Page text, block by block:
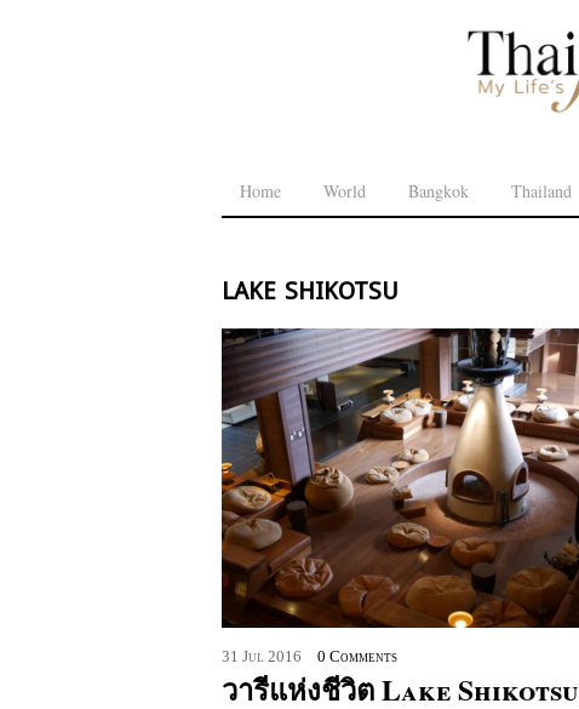
Home World Bangkok Thailand
lake shikotsu
31 Jul 2016 0 Comments
วารีแห่งชีวิต Lake Shikotsu